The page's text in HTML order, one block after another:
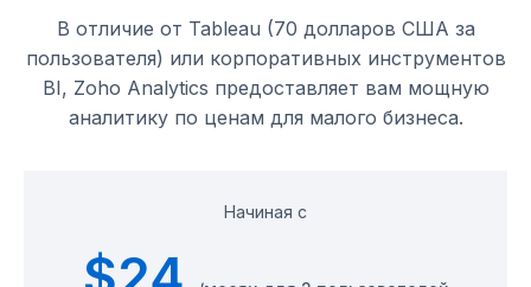
В отличие от Tableau (70 долларов США за
пользователя) или корпоративных инструментов
BI, Zoho Analytics предоставляет вам мощную
аналитику по ценам для малого бизнеса.
Начиная с